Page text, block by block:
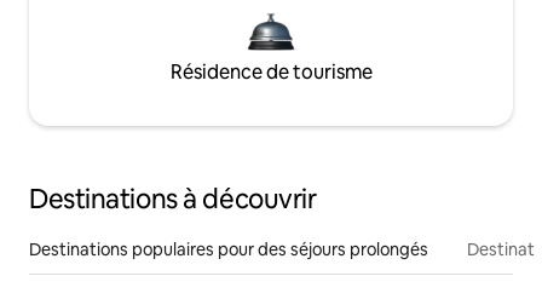
Résidence de tourisme
Destinations à découvrir
Destinations populaires pour des séjours prolongés